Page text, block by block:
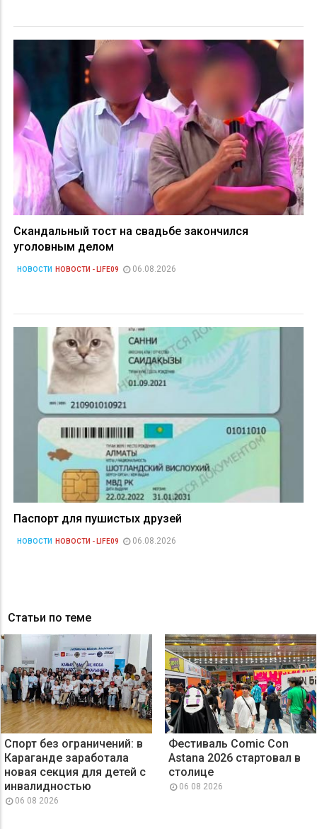
Скандальный тост на свадьбе закончился
уголовным делом
НОВОСТИ НОВОСТИ - LIFE09 06.08.2026
Паспорт для пушистых друзей
НОВОСТИ НОВОСТИ - LIFE09 06.08.2026
Статьи по теме
Спорт без ограничений: в
Караганде заработала
новая секция для детей с
инвалидностью
06 08 2026
Фестиваль Comic Con
Astana 2026 стартовал в
столице
06 08 2026